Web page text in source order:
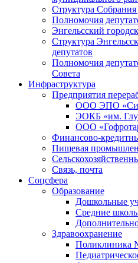
Структура
Полномочия
Энгельсский
Структура
депутатов
Полномочия
Совета
Инфраструктура
Предприятия
ООО ЭПО
ЭОКБ «им.
ООО
Финансово-
Пищевая
Связь, почта
Соцсфера
Образование
Дошкольные
Средние
Здравоохранение
Поликлиника